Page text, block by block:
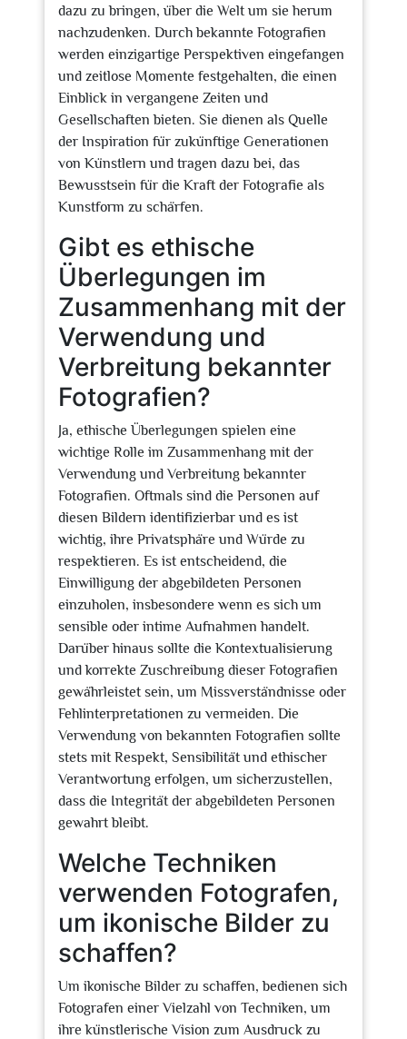
dazu zu bringen, über die Welt um sie herum
nachzudenken. Durch bekannte Fotografien
werden einzigartige Perspektiven eingefangen
und zeitlose Momente festgehalten, die einen
Einblick in vergangene Zeiten und
Gesellschaften bieten. Sie dienen als Quelle
der Inspiration für zukünftige Generationen
von Künstlern und tragen dazu bei, das
Bewusstsein für die Kraft der Fotografie als
Kunstform zu schärfen.
Gibt es ethische
Überlegungen im
Zusammenhang mit der
Verwendung und
Verbreitung bekannter
Fotografien?
Ja, ethische Überlegungen spielen eine
wichtige Rolle im Zusammenhang mit der
Verwendung und Verbreitung bekannter
Fotografien. Oftmals sind die Personen auf
diesen Bildern identifizierbar und es ist
wichtig, ihre Privatsphäre und Würde zu
respektieren. Es ist entscheidend, die
Einwilligung der abgebildeten Personen
einzuholen, insbesondere wenn es sich um
sensible oder intime Aufnahmen handelt.
Darüber hinaus sollte die Kontextualisierung
und korrekte Zuschreibung dieser Fotografien
gewährleistet sein, um Missverständnisse oder
Fehlinterpretationen zu vermeiden. Die
Verwendung von bekannten Fotografien sollte
stets mit Respekt, Sensibilität und ethischer
Verantwortung erfolgen, um sicherzustellen,
dass die Integrität der abgebildeten Personen
gewahrt bleibt.
Welche Techniken
verwenden Fotografen,
um ikonische Bilder zu
schaffen?
Um ikonische Bilder zu schaffen, bedienen sich
Fotografen einer Vielzahl von Techniken, um
ihre künstlerische Vision zum Ausdruck zu